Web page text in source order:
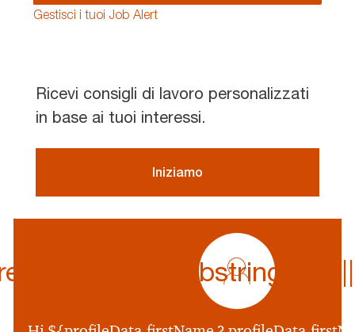
Gestisci i tuoi Job Alert
Ricevi consigli di lavoro personalizzati
in base ai tuoi interessi.
Iniziamo
profile
icon
${preferredName